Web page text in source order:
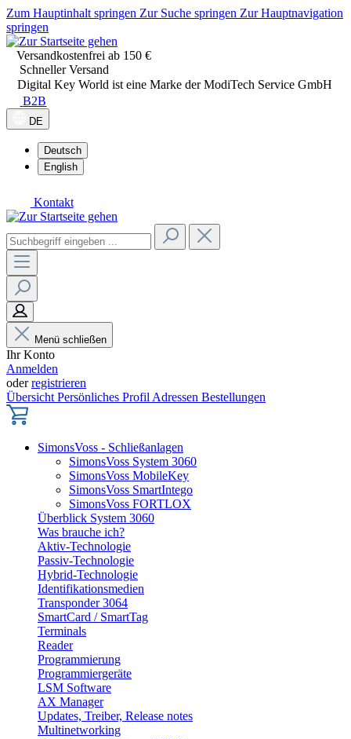
Zum Hauptinhalt springen Zur Suche springen Zur Hauptnavigation
springen
Versandkostenfrei ab 150 €
Schneller Versand
Digital Key World ist eine Marke der ModiTech Service GmbH
B2B
DE
Deutsch
English
Kontakt
Menü schließen
Ihr Konto
Anmelden
oderregistrieren
Übersicht Persönliches Profil Adressen Bestellungen
SimonsVoss - Schließanlagen
SimonsVoss System 3060
SimonsVoss MobileKey
SimonsVoss SmartIntego
SimonsVoss FORTLOX
Überblick System 3060
Was brauche ich?
Aktiv-Technologie
Passiv-Technologie
Hybrid-Technologie
Identifikationsmedien
Transponder 3064
SmartCard / SmartTag
Terminals
Reader
Programmierung
Programmiergeräte
LSM Software
AX Manager
Updates, Treiber, Release notes
Multinetworking